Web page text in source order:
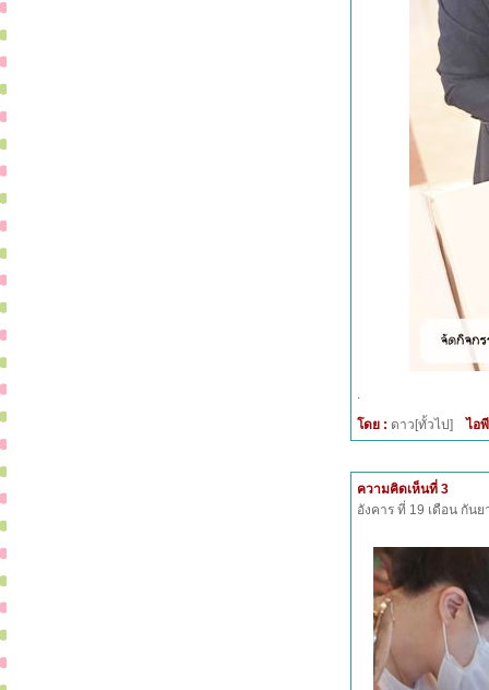
.
โดย : ดาว[ทั้วไป] ไอ
ความคิดเห็นที่ 3
อังคาร ที่ 19 เดือน กัน